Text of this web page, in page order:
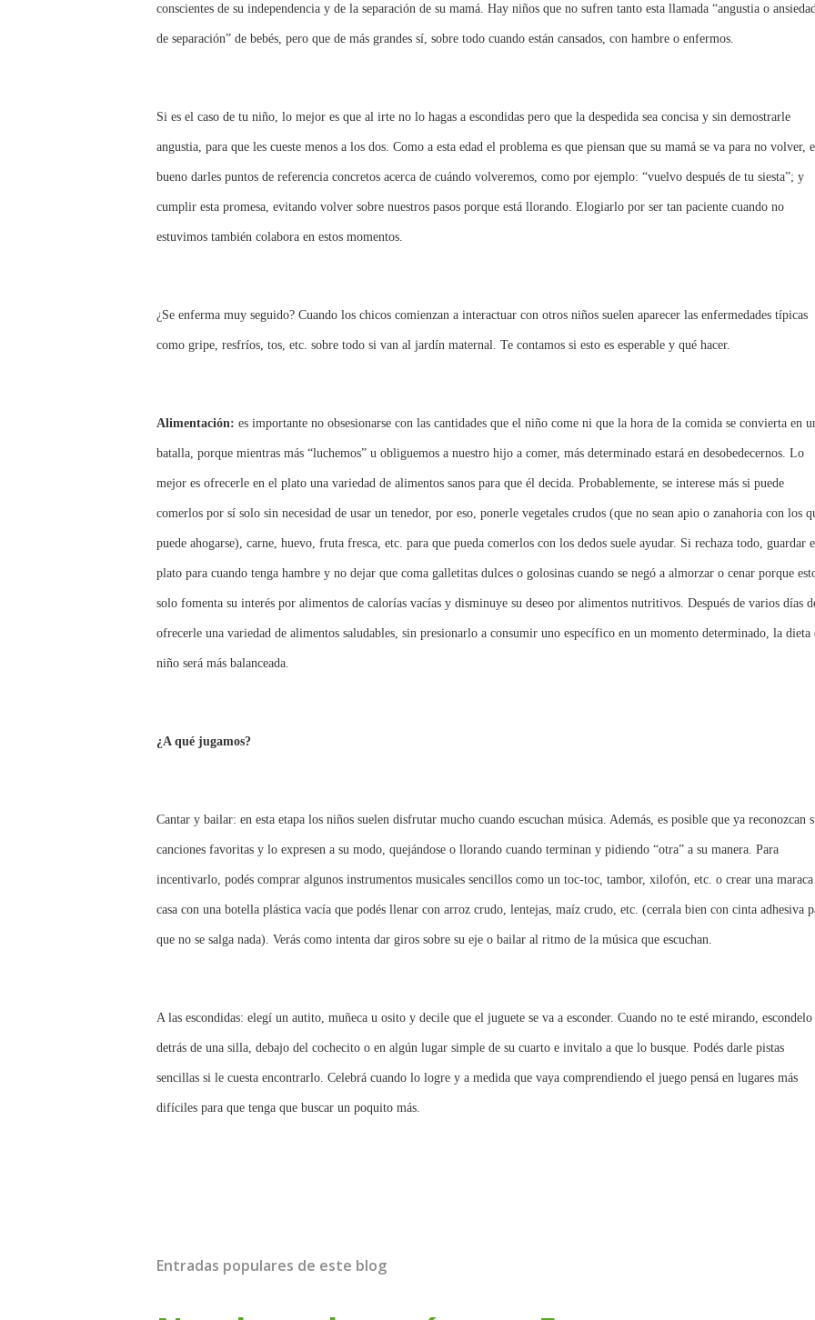
conscientes de su independencia y de la separación de su mamá. Hay niños que no sufren tanto esta llamada “angustia o
de separación” de bebés, pero que de más grandes sí, sobre todo cuando están cansados, con hambre o enfermos.
Si es el caso de tu niño, lo mejor es que al irte no lo hagas a escondidas pero que la despedida sea concisa y sin demostrarle
angustia, para que les cueste menos a los dos. Como a esta edad el problema es que piensan que su mamá se va para no volver,
bueno darles puntos de referencia concretos acerca de cuándo volveremos, como por ejemplo: “vuelvo después de tu siesta”; y
cumplir esta promesa, evitando volver sobre nuestros pasos porque está llorando. Elogiarlo por ser tan paciente cuando no
estuvimos también colabora en estos momentos.
¿Se enferma muy seguido? Cuando los chicos comienzan a interactuar con otros niños suelen aparecer las enfermedades típicas
como gripe, resfríos, tos, etc. sobre todo si van al jardín maternal. Te contamos si esto es esperable y qué hacer.
Alimentación: es importante no obsesionarse con las cantidades que el niño come ni que la hora de la comida se convierta en
batalla, porque mientras más “luchemos” u obliguemos a nuestro hijo a comer, más determinado estará en desobedecernos. Lo
mejor es ofrecerle en el plato una variedad de alimentos sanos para que él decida. Probablemente, se interese más si puede
comerlos por sí solo sin necesidad de usar un tenedor, por eso, ponerle vegetales crudos (que no sean apio o zanahoria con los
puede ahogarse), carne, huevo, fruta fresca, etc. para que pueda comerlos con los dedos suele ayudar. Si rechaza todo, guardar
plato para cuando tenga hambre y no dejar que coma galletitas dulces o golosinas cuando se negó a almorzar o cenar porque
solo fomenta su interés por alimentos de calorías vacías y disminuye su deseo por alimentos nutritivos. Después de varios días
ofrecerle una variedad de alimentos saludables, sin presionarlo a consumir uno específico en un momento determinado, la dieta
niño será más balanceada.
¿A qué jugamos?
Cantar y bailar: en esta etapa los niños suelen disfrutar mucho cuando escuchan música. Además, es posible que ya reconozcan
canciones favoritas y lo expresen a su modo, quejándose o llorando cuando terminan y pidiendo “otra” a su manera. Para
incentivarlo, podés comprar algunos instrumentos musicales sencillos como un toc-toc, tambor, xilofón, etc. o crear una maraca
casa con una botella plástica vacía que podés llenar con arroz crudo, lentejas, maíz crudo, etc. (cerrala bien con cinta adhesiva
que no se salga nada). Verás como intenta dar giros sobre su eje o bailar al ritmo de la música que escuchan.
A las escondidas: elegí un autito, muñeca u osito y decile que el juguete se va a esconder. Cuando no te esté mirando, escondelo
detrás de una silla, debajo del cochecito o en algún lugar simple de su cuarto e invitalo a que lo busque. Podés darle pistas
sencillas si le cuesta encontrarlo. Celebrá cuando lo logre y a medida que vaya comprendiendo el juego pensá en lugares más
difíciles para que tenga que buscar un poquito más.
Entradas populares de este blog